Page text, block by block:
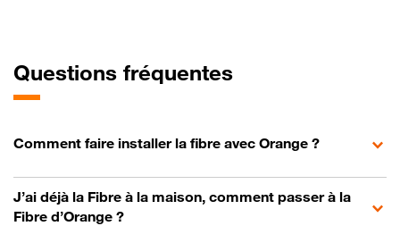
Questions fréquentes
Comment faire installer la fibre avec Orange ?
J’ai déjà la Fibre à la maison, comment passer à la
Fibre d’Orange ?